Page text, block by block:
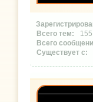
155